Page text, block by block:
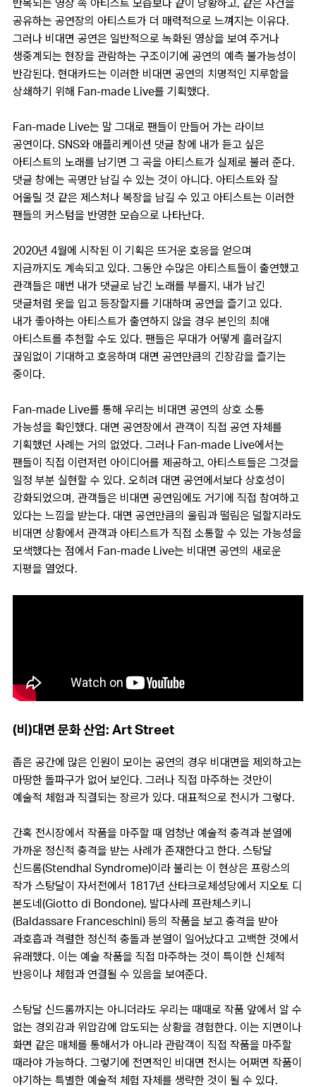
반복되는 영상 속 아티스트 모습보다 같이 당황하고, 같은 사건을
공유하는 공연장의 아티스트가 더 매력적으로 느껴지는 이유다.
그러나 비대면 공연은 일반적으로 녹화된 영상을 보여 주거나
생중계되는 현장을 관람하는 구조이기에 공연의 예측 불가능성이
반감된다. 현대카드는 이러한 비대면 공연의 치명적인 지루함을
상쇄하기 위해 Fan-made Live를 기획했다.
Fan-made Live는 말 그대로 팬들이 만들어 가는 라이브
공연이다. SNS와 애플리케이션 댓글 창에 내가 듣고 싶은
아티스트의 노래를 남기면 그 곡을 아티스트가 실제로 불러 준다.
댓글 창에는 곡명만 남길 수 있는 것이 아니다. 아티스트와 잘
어울릴 것 같은 제스처나 복장을 남길 수 있고 아티스트는 이러한
팬들의 커스텀을 반영한 모습으로 나타난다.
2020년 4월에 시작된 이 기획은 뜨거운 호응을 얻으며
지금까지도 계속되고 있다. 그동안 수많은 아티스트들이 출연했고
관객들은 매번 내가 댓글로 남긴 노래를 부를지, 내가 남긴
댓글처럼 옷을 입고 등장할지를 기대하며 공연을 즐기고 있다.
내가 좋아하는 아티스트가 출연하지 않을 경우 본인의 최애
아티스트를 추천할 수도 있다. 팬들은 무대가 어떻게 흘러갈지
끊임없이 기대하고 호응하며 대면 공연만큼의 긴장감을 즐기는
중이다.
Fan-made Live를 통해 우리는 비대면 공연의 상호 소통
가능성을 확인했다. 대면 공연장에서 관객이 직접 공연 자체를
기획했던 사례는 거의 없었다. 그러나 Fan-made Live에서는
팬들이 직접 이런저런 아이디어를 제공하고, 아티스트들은 그것을
일정 부분 실현할 수 있다. 오히려 대면 공연에서보다 상호성이
강화되었으며, 관객들은 비대면 공연임에도 거기에 직접 참여하고
있다는 느낌을 받는다. 대면 공연만큼의 울림과 떨림은 덜할지라도
비대면 상황에서 관객과 아티스트가 직접 소통할 수 있는 가능성을
모색했다는 점에서 Fan-made Live는 비대면 공연의 새로운
지평을 열었다.
(비)대면 문화 산업: Art Street
좁은 공간에 많은 인원이 모이는 공연의 경우 비대면을 제외하고는
마땅한 돌파구가 없어 보인다. 그러나 직접 마주하는 것만이
예술적 체험과 직결되는 장르가 있다. 대표적으로 전시가 그렇다.
간혹 전시장에서 작품을 마주할 때 엄청난 예술적 충격과 분열에
가까운 정신적 충격을 받는 사례가 존재한다고 한다. 스탕달
신드롬(Stendhal Syndrome)이라 불리는 이 현상은 프랑스의
작가 스탕달이 자서전에서 1817년 산타크로체성당에서 지오토 디
본도네(Giotto di Bondone), 발다사레 프란체스키니
(Baldassare Franceschini) 등의 작품을 보고 충격을 받아
과호흡과 격렬한 정신적 충돌과 분열이 일어났다고 고백한 것에서
유래했다. 이는 예술 작품을 직접 마주하는 것이 특이한 신체적
반응이나 체험과 연결될 수 있음을 보여준다.
스탕달 신드롬까지는 아니더라도 우리는 때때로 작품 앞에서 알 수
없는 경외감과 위압감에 압도되는 상황을 경험한다. 이는 지면이나
화면 같은 매체를 통해서가 아니라 관람객이 직접 작품을 마주할
때라야 가능하다. 그렇기에 전면적인 비대면 전시는 어쩌면 작품이
야기하는 특별한 예술적 체험 자체를 생략한 것이 될 수 있다.